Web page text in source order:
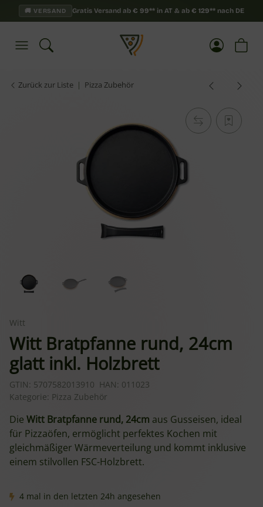
🚚 VERSAND Gratis Versand ab € 99** in AT & ab € 129** nach DE
Zurück zur Liste Pizza Zubehör
Witt
Witt Bratpfanne rund, 24cm
glatt inkl. Holzbrett
GTIN: 5707582013910 HAN: 011023
Kategorie: Pizza Zubehör
Die Witt Bratpfanne rund, 24cm aus Gusseisen, ideal
für Pizzaöfen, ermöglicht perfektes Kochen mit
gleichmäßiger Wärmeverteilung und kommt inklusive
einem stilvollen FSC-Holzbrett.
4 mal in den letzten 24h angesehen